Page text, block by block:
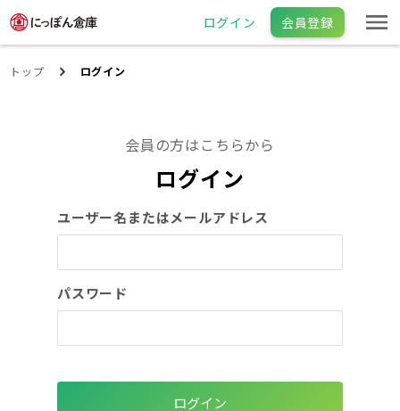
ログイン 会員登録
トップ ログイン
会員の方はこちらから
ログイン
ユーザー名またはメールアドレス
パスワード